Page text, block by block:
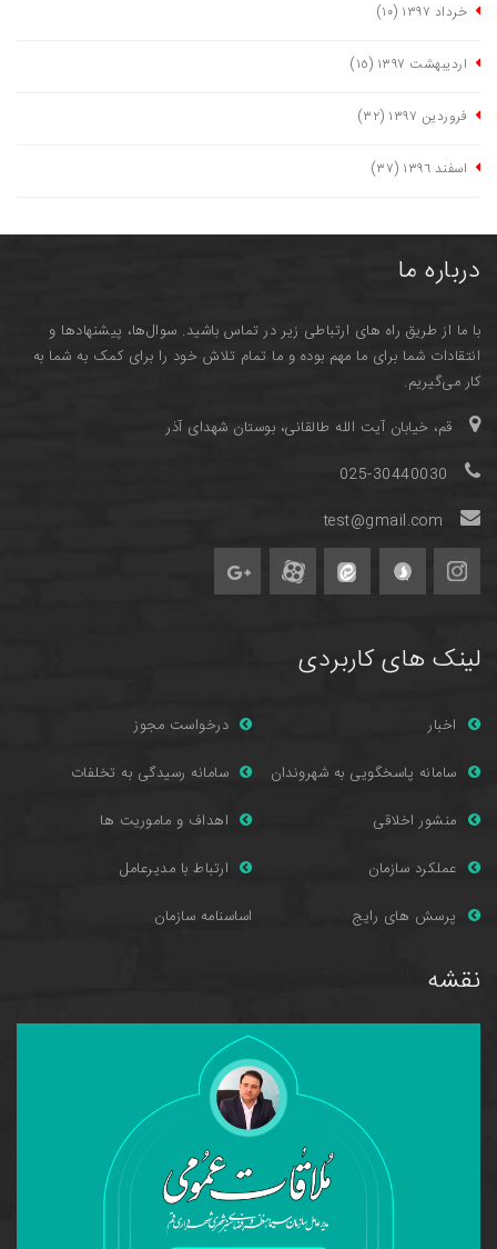
خرداد ١٣٩٧ (١٠)
اردیبهشت ١٣٩٧ (١٥)
فروردین ١٣٩٧ (٣٢)
اسفند ١٣٩٦ (٣٧)
درباره ما
با ما از طریق راه های ارتباطی زیر در تماس باشید. سوال‌ها، پیشنهادها و
انتقادات شما برای ما مهم بوده و ما تمام تلاش خود را برای کمک به شما به
کار می‌گیریم.
قم، خیابان آیت الله طالقانی، بوستان شهدای آذر
025-30440030
test@gmail.com
لینک های کاربردی
اخبار
درخواست مجوز
سامانه پاسخگویی به شهروندان
سامانه رسیدگی به تخلفات
منشور اخلاقی
اهداف و ماموریت ها
عملکرد سازمان
ارتباط با مدیرعامل
پرسش های رایج اساسنامه سازمان
نقشه